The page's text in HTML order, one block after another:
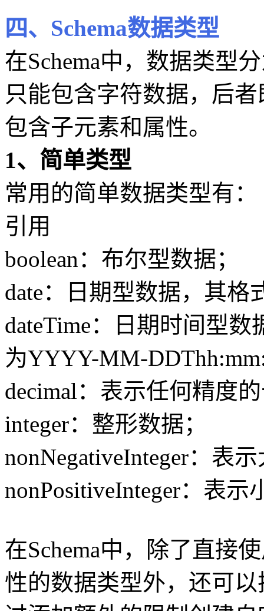
四、Schema数据类型
在Schema中，数据类型
只能包含字符数据，后
包含子元素和属性。
1、简单类型
常用的简单数据类型有：
引用
boolean：布尔型数据；
date：日期型数据，其
dateTime：日期时间型
为YYYY-MM-
decimal：表示任何精度
integer：整形数据；
nonNegativeInteger：表
nonPositiveInteger：表
在Schema中，除了直接
性的数据类型外，还可